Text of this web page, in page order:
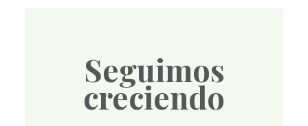
Seguimos
creciendo